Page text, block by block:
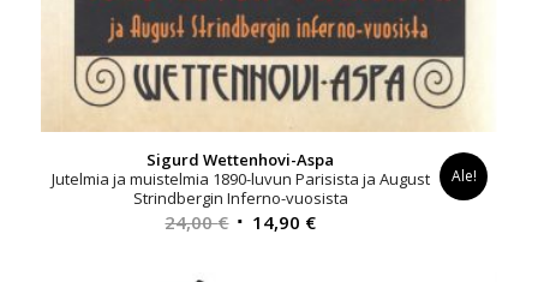
Sigurd Wettenhovi-Aspa
Jutelmia ja muistelmia 1890-luvun Parisista ja August
Strindbergin Inferno-vuosista
24,00€ Alkuperäinen
14,90 €Nykyinen
Ale!